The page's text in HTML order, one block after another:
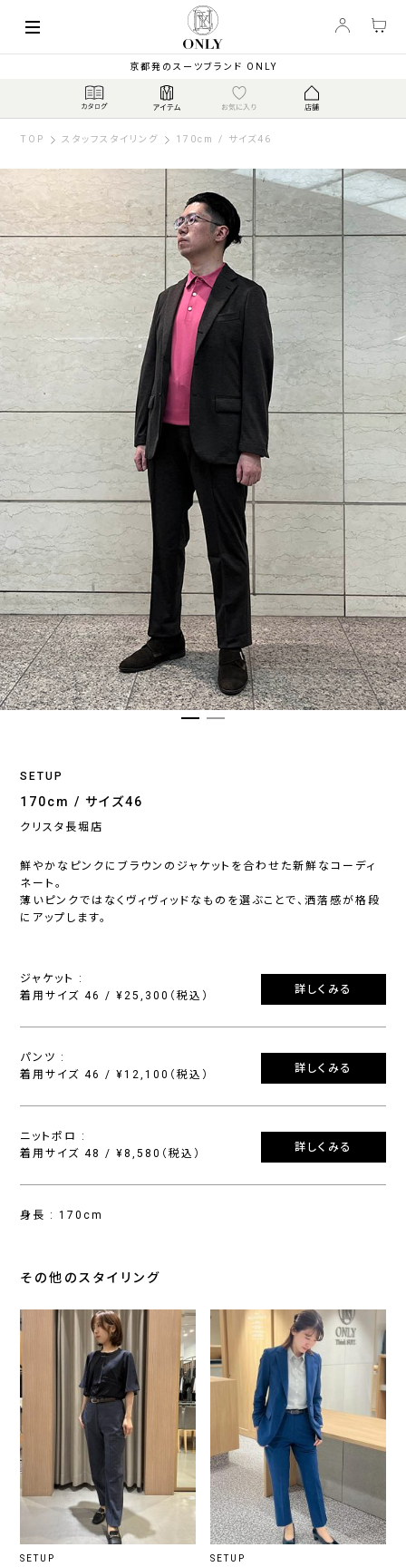
京都発のスーツブランド ONLY
TOP スタッフスタイリング 170cm / サイズ46
SETUP
170cm / サイズ46
クリスタ長堀店
鮮やかなピンクにブラウンのジャケットを合わせた新鮮なコーディ
ネート。
薄いピンクではなくヴィヴィッドなものを選ぶことで、洒落感が格段
にアップします。
ジャケット :
着用サイズ 46 / ¥25,300（税込）
詳しくみる
パンツ :
着用サイズ 46 / ¥12,100（税込）
詳しくみる
ニットポロ :
着用サイズ 48 / ¥8,580（税込）
詳しくみる
身長 : 170cm
その他のスタイリング
SETUP SETUP